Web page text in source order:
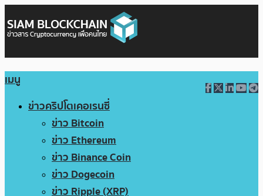
เมนู
ข่าวคริปโตเคอเรนซี่
ข่าว Bitcoin
ข่าว Ethereum
ข่าว Binance Coin
ข่าว Dogecoin
ข่าว Ripple (XRP)